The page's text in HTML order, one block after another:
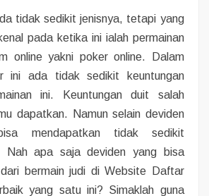
tidak sedikit jenisnya, tetapi yang
pada ketika ini ialah permainan
online yakni poker online. Dalam
ini ada tidak sedikit keuntungan
ini. Keuntungan duit salah
dapatkan. Namun selain deviden
mendapatkan tidak sedikit
Nah apa saja deviden yang bisa
bermain judi di Website Daftar
yang satu ini? Simaklah guna